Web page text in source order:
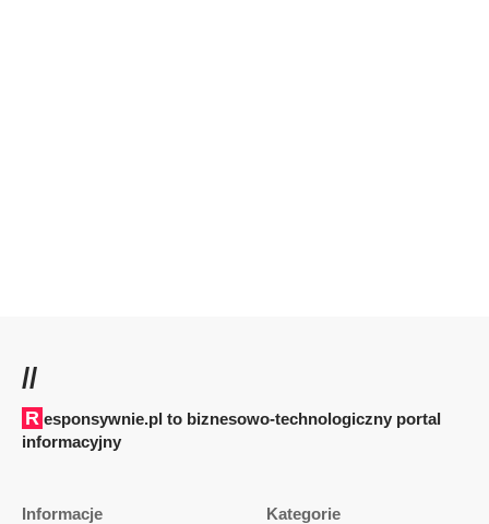
//
Responsywnie.pl to biznesowo-technologiczny portal
informacyjny
Informacje Kategorie